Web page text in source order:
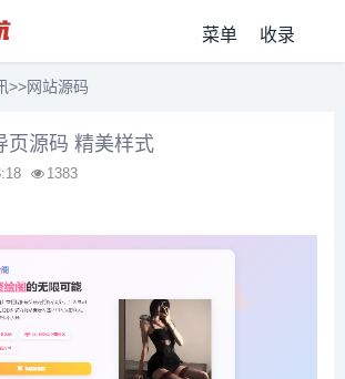
菜单 收录
>>网站源码
页源码 精美样式
1383